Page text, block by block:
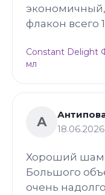
экономичный,
флакон всего
Constant Delight
мл
А
18.06.2026
Хороший
Большого
очень